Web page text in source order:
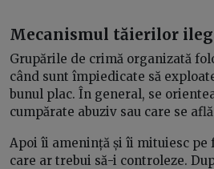
Mecanismul tăierilor
Grupările de crimă organizată
când sunt împiedicate să
bunul plac. În general, se
cumpărate abuziv sau care se
Apoi îi amenință și îi mituiesc pe
care ar trebui să-i controleze.